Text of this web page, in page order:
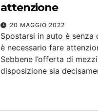
attenzione
20 MAGGIO 2022
Spostarsi in auto è
è necessario fare
Sebbene l’offerta di
disposizione sia